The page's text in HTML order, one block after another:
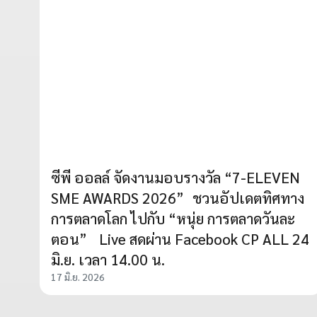
ซีพี ออลล์ จัดงานมอบรางวัล “7-ELEVEN
SME AWARDS 2026” ชวนอัปเดตทิศทาง
การตลาดโลก ไปกับ “หนุ่ย การตลาดวันละ
ตอน” Live สดผ่าน Facebook CP ALL 24
มิ.ย. เวลา 14.00 น.
17 มิ.ย. 2026